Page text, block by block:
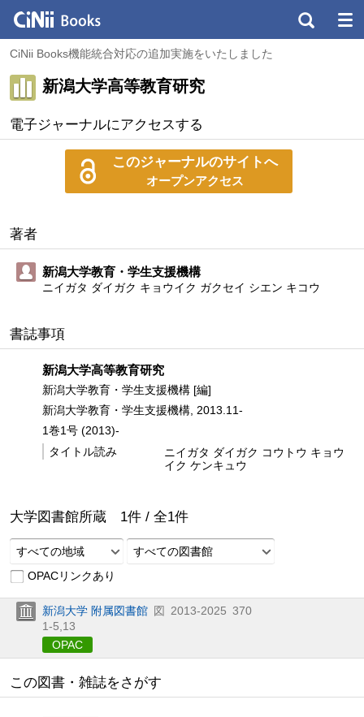
CiNii Books機能統合対応の追加実施をいたしました
新潟大学高等教育研究
電子ジャーナルにアクセスする
このジャーナルのサイトへ
オープンアクセス
著者
新潟大学教育・学生支援機構
ニイガタ ダイガク キョウイク ガクセイ シエン キコウ
書誌事項
新潟大学高等教育研究
新潟大学教育・学生支援機構 [編]
新潟大学教育・学生支援機構, 2013.11-
1巻1号 (2013)-
タイトル読み
ニイガタ ダイガク コウトウ キョウ
イク ケンキュウ
大学図書館所蔵 1件 / 全1件
すべての地域
すべての図書館
OPACリンクあり
新潟大学 附属図書館 図 2013-2025 370
1-5, 13
OPAC
この図書・雑誌をさがす